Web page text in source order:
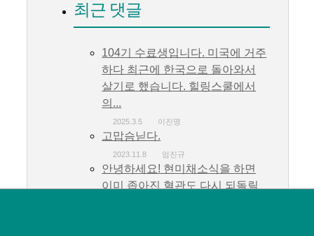
최근 댓글
104기 수료생입니다. 미국에 거주
하다 최근에 한국으로 돌아와서
살기로 했습니다. 힐링스쿨에서
의...
2025.3.5 이진명
고맙슴닏다.
2023.11.8 엄진규
안녕하세요! 현미채소식을 하면
이미 좁아진 혈관도 다시 되돌릴